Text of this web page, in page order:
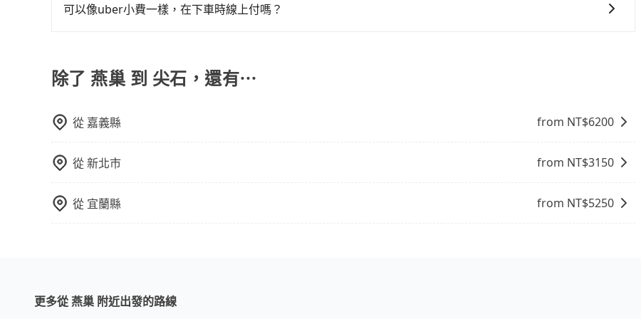
專人回覆您。
可以像uber小費一樣，在下車時線上付嗎？
除了 燕巢 到 尖石，還有⋯
從 嘉義縣 from NT$6200
從新北市 from NT$3150
從 宜蘭縣 from NT$5250
更多從 燕巢 附近出發的路線